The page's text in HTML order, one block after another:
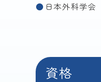
日本外科学会
資格